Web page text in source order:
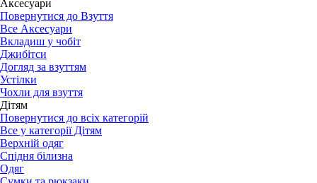
Аксесуари
Повернутися до Взуття
Все Аксесуари
Вкладиш у чобіт
Джибітси
Догляд за взуттям
Устілки
Чохли для взуття
Дітям
Повернутися до всіх категорій
Все у категорії Дітям
Верхній одяг
Спідня білизна
Одяг